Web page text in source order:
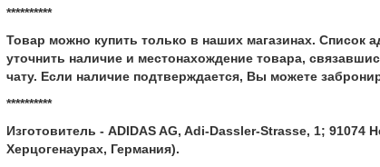
**********
Товар можно купить только в наших магазинах.
уточнить наличие и местонахождение товара,
чату. Если наличие подтверждается, Вы можете
**********
Изготовитель - ADIDAS AG, Adi-Dassler-Strasse, 1;
Херцогенаурах, Германия).